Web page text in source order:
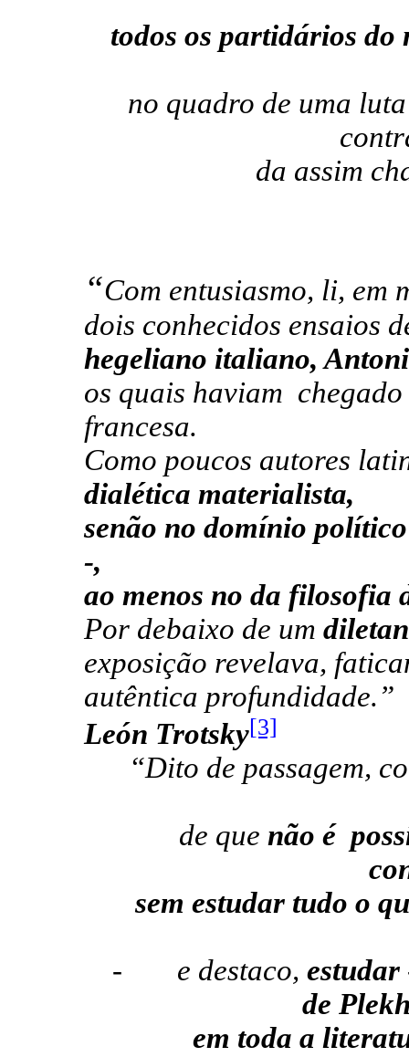
todos os partidários do
no quadro de uma
da assim
“Com entusiasmo, li, em
dois conhecidos ensaios
hegeliano italiano,
os quais haviam
francesa.
Como poucos autores
dialética materialista,
senão no domínio
-,
ao menos no da filosofia
Por debaixo de um
exposição revelava,
autêntica profundidade.”
León Trotsky[3]
“Dito de passagem,
de que não é
sem estudar tudo o
- e destaco, estudar
de
em toda a